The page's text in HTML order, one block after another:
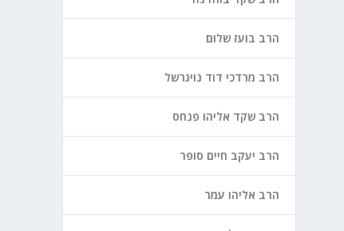
הרב בועז שלום
הרב מרדכי דוד נויגרשל
הרב שקד אליהו פנחס
הרב יעקב חיים סופר
הרב אליהו עמר